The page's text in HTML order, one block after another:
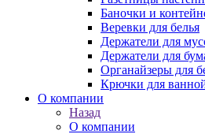
Баночки и
Веревки для белья
Держатели для
Держатели для
Органайзеры для
Крючки для
О компании
Назад
О компании